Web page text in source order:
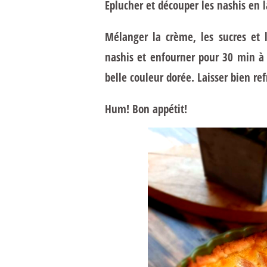
Eplucher et découper les nashis
Mélanger la crème, les sucres et
nashis et enfourner pour 30 min
belle couleur dorée. Laisser bien
Hum! Bon appétit!